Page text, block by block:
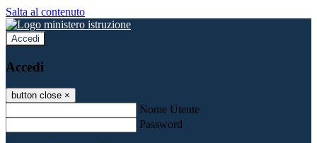
Salta al contenuto
Accedi
Accedi
button close ×
Nome Utente
Password